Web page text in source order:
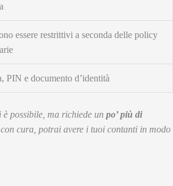
essere restrittivi a seconda delle policy
PIN e documento d’identità
possibile, ma richiede un po’ più di
cura, potrai avere i tuoi contanti in modo